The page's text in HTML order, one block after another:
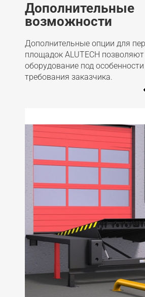
Дополнительные
возможности
Дополнительные опции для
площадок ALUTECH
оборудование под
требования заказчика.